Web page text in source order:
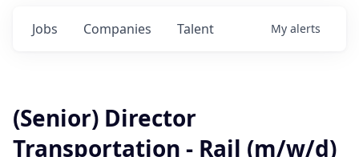
Jobs Companies Talent My alerts
(Senior) Director
Transportation - Rail (m/w/d)